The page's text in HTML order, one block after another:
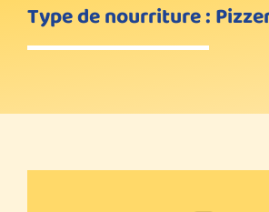
Type de nourriture :